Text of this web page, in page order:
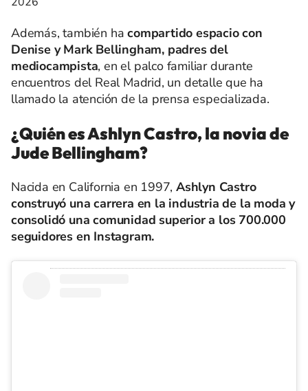
Además, también hacompartido espacio con
Denise y Mark Bellingham, padres del
mediocampista, en el palco familiar durante
encuentros del Real Madrid, un detalle que ha
llamado la atención de la prensa especializada.
¿Quién es Ashlyn Castro, la novia de
Jude Bellingham?
Nacida en California en 1997, Ashlyn Castro
construyó una carrera en la industria de la moda y
consolidó una comunidad superior a los 700.000
seguidores en Instagram.